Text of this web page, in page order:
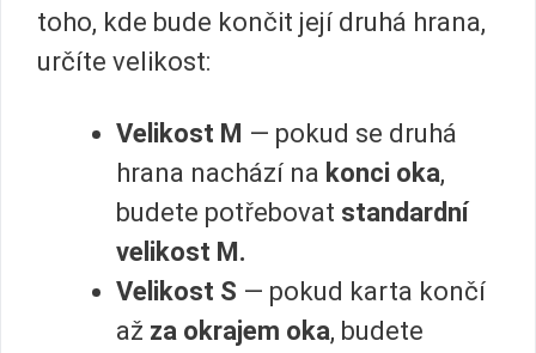
toho, kde bude končit její druhá hrana,
určíte velikost:
Velikost M — pokud se druhá
hrana nachází na konci oka,
budete potřebovat standardní
velikost M.
Velikost S — pokud karta končí
až za okrajem oka, budete